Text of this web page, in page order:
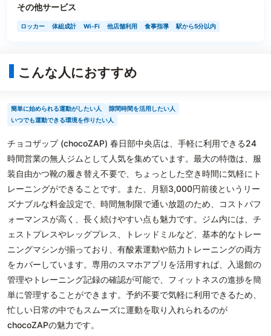
その他サービス
ロッカー 体組成計 Wi-Fi 他店舗利用 食事指導 駅から5分以内
こんな人におすすめ
簡単に始められる運動がしたい人
隙間時間を活用したい人
いつでも運動できる環境を作りたい人
チョコザップ (chocoZAP) 春日部中央店は、手軽に利用できる24
時間営業の無人ジムとして人気を集めています。最大の特徴は、服
装自由かつ靴の履き替え不要で、ちょっとした空き時間に気軽にト
レーニングができることです。また、月額3,000円前後というリー
ズナブルな料金設定で、時間無制限で通い放題のため、コストパフ
ォーマンスが高く、長く続けやすい点も魅力です。ジム内には、チ
ェストプレスやレッグプレス、トレッドミルなど、基本的なトレー
ニングマシンが揃っており、有酸素運動や筋力トレーニングの両方
をカバーしています。専用のスマホアプリを活用すれば、入退館の
管理やトレーニング記録の確認が可能で、フィットネスの進捗を簡
単に管理することができます。予約不要で気軽に利用できるため、
忙しい日常の中でもスムーズに運動を取り入れられるのが
chocoZAPの魅力です。